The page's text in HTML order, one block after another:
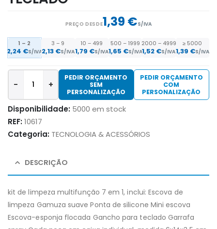
PREÇO DESDE1,39 €S/IVA
1 – 2
2,24 €S/IVA
3 – 9
2,13 €S/IVA
10 – 499
1,79 €S/IVA
500 – 1999
1,65 €S/IVA
2000 – 4999
1,52 €S/IVA
≥ 5000
1,39 €S/IVA
- +
PEDIR ORÇAMENTO
SEM
PERSONALIZAÇÃO
PEDIR ORÇAMENTO
COM
PERSONALIZAÇÃO
Disponibilidade: 5000 em stock
REF:10617
Categoria: TECNOLOGIA & ACESSÓRIOS
DESCRIÇÃO
kit de limpeza multifunção 7 em 1, inclui: Escova de
limpeza Gamuza suave Ponta de silicone Mini escova
Escova-esponja flocada Gancho para teclado Garrafa